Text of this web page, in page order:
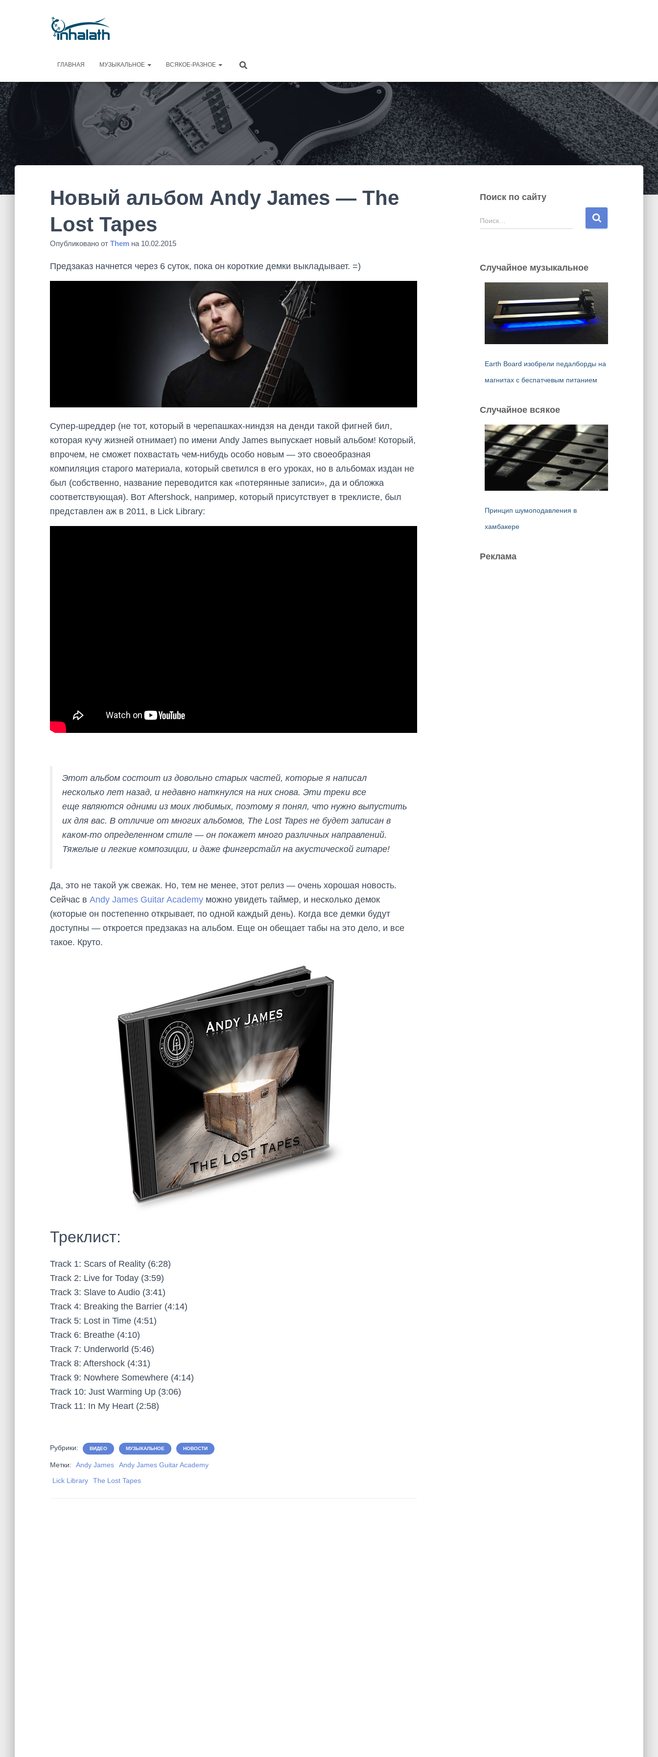
ГЛАВНАЯ МУЗЫКАЛЬНОЕ ВСЯКОЕ-РАЗНОЕ
Новый альбом Andy James — The
Lost Tapes
Опубликовано от Them на 10.02.2015
Предзаказ начнется через 6 суток, пока он короткие демки выкладывает. =)
Супер-шреддер (не тот, который в черепашках-ниндзя на денди такой фигней бил,
которая кучу жизней отнимает) по имени Andy James выпускает новый альбом! Который,
впрочем, не сможет похвастать чем-нибудь особо новым — это своеобразная
компиляция старого материала, который светился в его уроках, но в альбомах издан не
был (собственно, название переводится как «потерянные записи», да и обложка
соответствующая). Вот Aftershock, например, который присутствует в треклисте, был
представлен аж в 2011, в Lick Library:
Этот альбом состоит из довольно старых частей, которые я написал
несколько лет назад, и недавно наткнулся на них снова. Эти треки все
еще являются одними из моих любимых, поэтому я понял, что нужно выпустить
их для вас. В отличие от многих альбомов, The Lost Tapes не будет записан в
каком-то определенном стиле — он покажет много различных направлений.
Тяжелые и легкие композиции, и даже фингерстайл на акустической гитаре!
Да, это не такой уж свежак. Но, тем не менее, этот релиз — очень хорошая новость.
Сейчас в Andy James Guitar Academy можно увидеть таймер, и несколько демок
(которые он постепенно открывает, по одной каждый день). Когда все демки будут
доступны — откроется предзаказ на альбом. Еще он обещает табы на это дело, и все
такое. Круто.
Треклист:
Track 1: Scars of Reality (6:28)
Track 2: Live for Today (3:59)
Track 3: Slave to Audio (3:41)
Track 4: Breaking the Barrier (4:14)
Track 5: Lost in Time (4:51)
Track 6: Breathe (4:10)
Track 7: Underworld (5:46)
Track 8: Aftershock (4:31)
Track 9: Nowhere Somewhere (4:14)
Track 10: Just Warming Up (3:06)
Track 11: In My Heart (2:58)
Рубрики: ВИДЕО МУЗЫКАЛЬНОЕ НОВОСТИ
Метки: Andy James
Andy James Guitar Academy
Lick Library
The Lost Tapes
Поиск по сайту
Н
а
:
Поиск…
Случайное музыкальное
Earth Board изобрели педалборды на
магнитах с беспатчевым питанием
Случайное всякое
Принцип шумоподавления в
хамбакере
Реклама